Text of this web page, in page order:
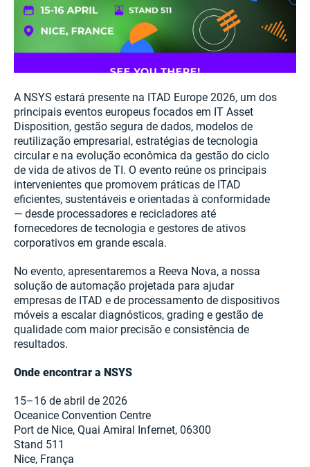
A NSYS estará presente na ITAD Europe 2026, um dos
principais eventos europeus focados em IT Asset
Disposition, gestão segura de dados, modelos de
reutilização empresarial, estratégias de tecnologia
circular e na evolução econômica da gestão do ciclo
de vida de ativos de TI. O evento reúne os principais
intervenientes que promovem práticas de ITAD
eficientes, sustentáveis e orientadas à conformidade
— desde processadores e recicladores até
fornecedores de tecnologia e gestores de ativos
corporativos em grande escala.
No evento, apresentaremos a Reeva Nova, a nossa
solução de automação projetada para ajudar
empresas de ITAD e de processamento de dispositivos
móveis a escalar diagnósticos, grading e gestão de
qualidade com maior precisão e consistência de
resultados.
Onde encontrar a NSYS
15–16 de abril de 2026
Oceanice Convention Centre
Port de Nice, Quai Amiral Infernet, 06300
Stand 511
Nice, França